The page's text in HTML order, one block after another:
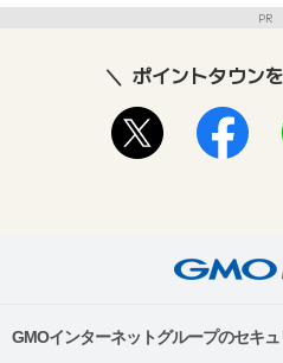
PR
ポイントタウン
GMOインターネットグループのセキ